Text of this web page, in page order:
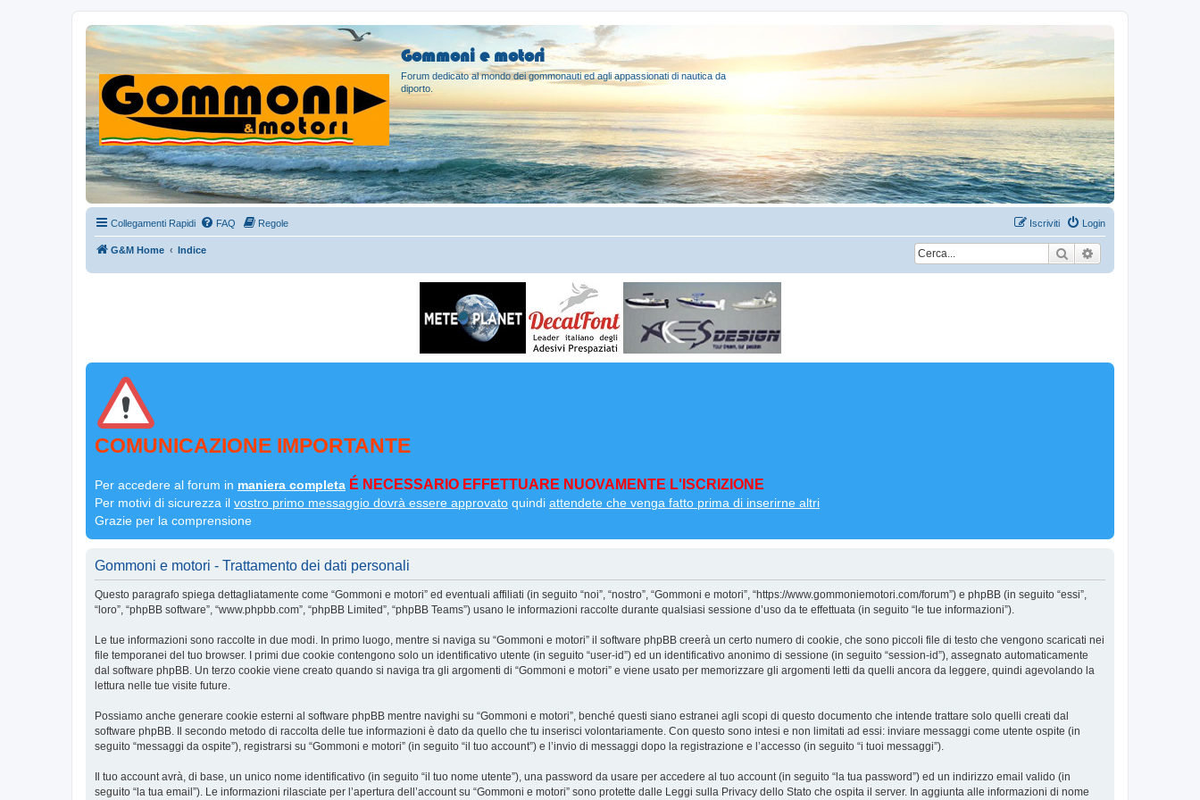
Gommoni e motori
Forum dedicato al mondo dei gommonauti ed agli appassionati di nautica da
diporto.
Collegamenti Rapidi FAQ Regole Login
Iscriviti
G&M Home Indice Cerca
COMUNICAZIONE IMPORTANTE
Per accedere al forum in maniera completa É NECESSARIO EFFETTUARE NUOVAMENTE L'ISCRIZIONE
Per motivi di sicurezza il vostro primo messaggio dovrà essere approvato quindi attendete che venga fatto prima di inserirne altri
Grazie per la comprensione
Gommoni e motori - Trattamento dei dati personali
Questo paragrafo spiega dettagliatamente come “Gommoni e motori” ed eventuali affiliati (in seguito “noi”, “nostro”, “Gommoni e motori”, “https://www.gommoniemotori.com/forum”) e phpBB (in seguito “essi”,
“loro”, “phpBB software”, “www.phpbb.com”, “phpBB Limited”, “phpBB Teams”) usano le informazioni raccolte durante qualsiasi sessione d’uso da te effettuata (in seguito “le tue informazioni”).
Le tue informazioni sono raccolte in due modi. In primo luogo, mentre si naviga su “Gommoni e motori” il software phpBB creerà un certo numero di cookie, che sono piccoli file di testo che vengono scaricati nei
file temporanei del tuo browser. I primi due cookie contengono solo un identificativo utente (in seguito “user-id”) ed un identificativo anonimo di sessione (in seguito “session-id”), assegnato automaticamente
dal software phpBB. Un terzo cookie viene creato quando si naviga tra gli argomenti di “Gommoni e motori” e viene usato per memorizzare gli argomenti letti da quelli ancora da leggere, quindi agevolando la
lettura nelle tue visite future.
Possiamo anche generare cookie esterni al software phpBB mentre navighi su “Gommoni e motori”, benché questi siano estranei agli scopi di questo documento che intende trattare solo quelli creati dal
software phpBB. Il secondo metodo di raccolta delle tue informazioni è dato da quello che tu inserisci volontariamente. Con questo sono intesi e non limitati ad essi: inviare messaggi come utente ospite (in
seguito “messaggi da ospite”), registrarsi su “Gommoni e motori” (in seguito “il tuo account”) e l’invio di messaggi dopo la registrazione e l’accesso (in seguito “i tuoi messaggi”).
Il tuo account avrà, di base, un unico nome identificativo (in seguito “il tuo nome utente”), una password da usare per accedere al tuo account (in seguito “la tua password”) ed un indirizzo email valido (in
seguito “la tua email”). Le informazioni rilasciate per l’apertura dell’account su “Gommoni e motori” sono protette dalle Leggi sulla Privacy dello Stato che ospita il server. In aggiunta alle informazioni di nome